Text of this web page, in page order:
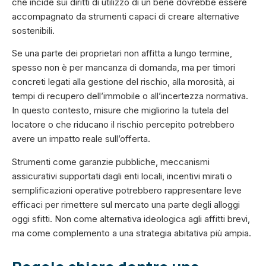
accompagnato da strumenti capaci di creare alternative
sostenibili.
Se una parte dei proprietari non affitta a lungo termine,
spesso non è per mancanza di domanda, ma per timori
concreti legati alla gestione del rischio, alla morosità, ai
tempi di recupero dell’immobile o all’incertezza normativa.
In questo contesto, misure che migliorino la tutela del
locatore o che riducano il rischio percepito potrebbero
avere un impatto reale sull’offerta.
Strumenti come garanzie pubbliche, meccanismi
assicurativi supportati dagli enti locali, incentivi mirati o
semplificazioni operative potrebbero rappresentare leve
efficaci per rimettere sul mercato una parte degli alloggi
oggi sfitti. Non come alternativa ideologica agli affitti brevi,
ma come complemento a una strategia abitativa più ampia.